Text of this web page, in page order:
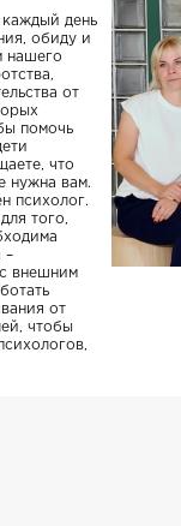
каждый день
обиду и
нашего
от
помочь
что
нужна вам.
психолог.
того,
–
внешним
от
чтобы